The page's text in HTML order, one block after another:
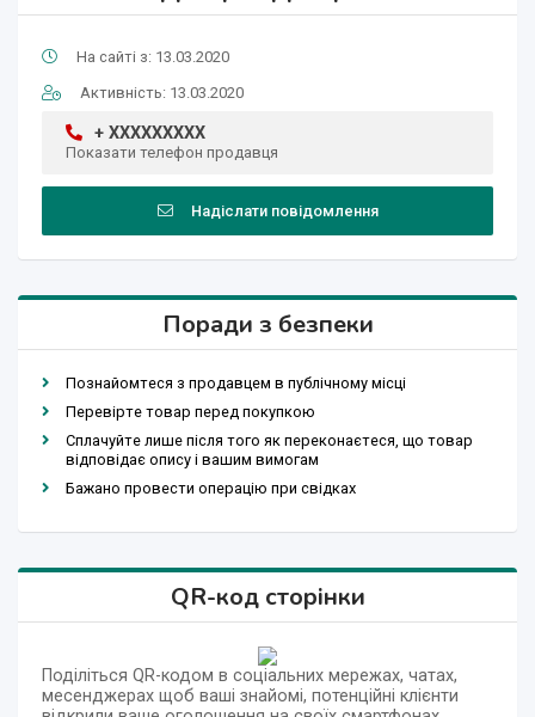
На сайті з: 13.03.2020
Активність: 13.03.2020
+ XXXXXXXXX
Показати телефон продавця
Надіслати повідомлення
Поради з безпеки
Познайомтеся з продавцем в публічному місці
Перевірте товар перед покупкою
Сплачуйте лише після того як переконаєтеся, що товар
відповідає опису і вашим вимогам
Бажано провести операцію при свідках
QR-код сторінки
Поділіться QR-кодом в соціальних мережах, чатах,
месенджерах щоб ваші знайомі, потенційні клієнти